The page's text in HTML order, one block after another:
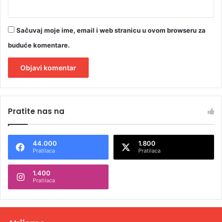
Sačuvaj moje ime, email i web stranicu u ovom browseru za
buduće komentare.
t
n
t
v
Pratite nas na
44.000
Pratilaca
1.800
Pratilaca
1.400
Pratilaca